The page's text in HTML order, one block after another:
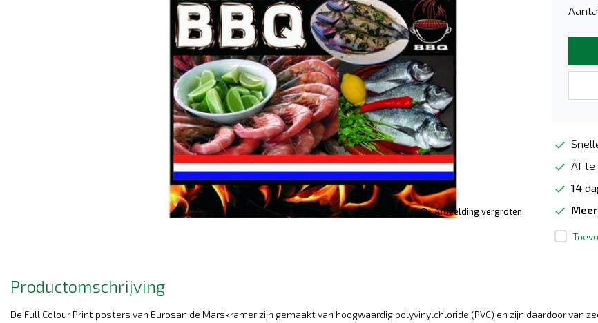
Afbeelding vergroten
Af te
14
Productomschrijving
De Full Colour Print posters van Eurosan de Marskramer zijn gemaakt van hoogwaardig polyvinylchloride (PVC) en zijn daardoor van